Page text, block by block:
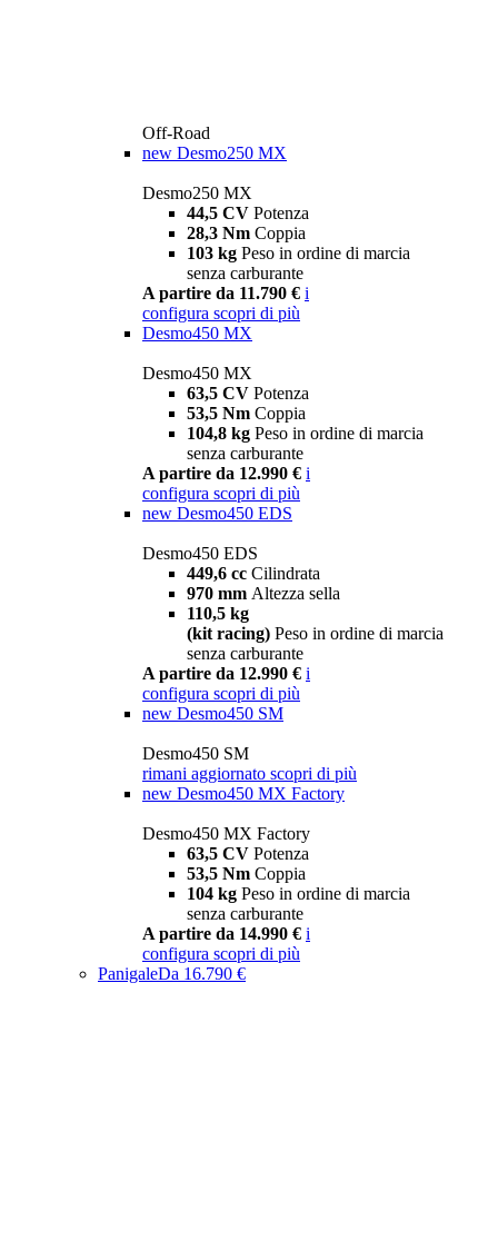
Off-Road
new Desmo250 MX
Desmo250 MX
44,5 CV Potenza
28,3 Nm Coppia
103 kg Peso in ordine di marcia
senza carburante
A partire da 11.790 € i
configura scopri di più
Desmo450 MX
Desmo450 MX
63,5 CV Potenza
53,5 Nm Coppia
104,8 kg Peso in ordine di marcia
senza carburante
A partire da 12.990 € i
configura scopri di più
new Desmo450 EDS
Desmo450 EDS
449,6 cc Cilindrata
970 mm Altezza sella
110,5 kg
(kit racing) Peso in ordine di marcia
senza carburante
A partire da 12.990 € i
configura scopri di più
new Desmo450 SM
Desmo450 SM
rimani aggiornato scopri di più
new Desmo450 MX Factory
Desmo450 MX Factory
63,5 CV Potenza
53,5 Nm Coppia
104 kg Peso in ordine di marcia
senza carburante
A partire da 14.990 € i
configura scopri di più
PanigaleDa 16.790 €